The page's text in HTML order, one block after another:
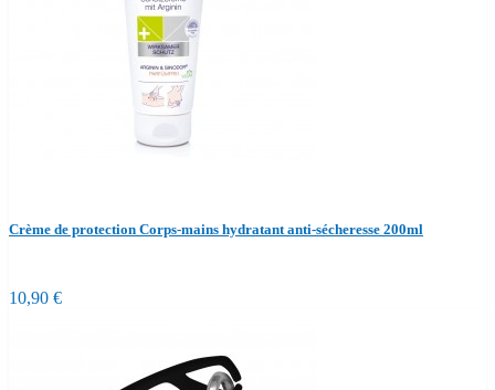
Crème de protection Corps-mains hydratant anti-sécheresse 200ml
10,90 €